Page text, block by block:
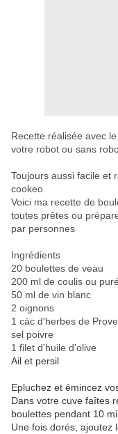
Recette réalisée avec
votre robot ou sans
Toujours aussi facile et
cookeo
Voici ma recette de
toutes prêtes ou
par personnes
Ingrédients
20 boulettes de veau
200 ml de coulis ou
50 ml de vin blanc
2 oignons
1 càc d'herbes de
sel poivre
1 filet d'huile d'olive
Ail et persil
Epluchez et émincez
Dans votre cuve faîtes
boulettes pendant 10
Une fois dorés, ajoutez